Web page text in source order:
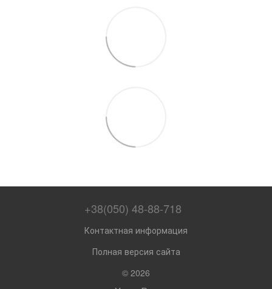
+38(050) 48-88-718
Контактная информация
Полная версия сайта
© 2026